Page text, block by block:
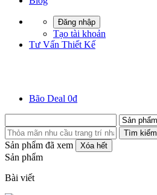
Đăng nhập
Tạo tài khoản
Tư Vấn Thiết Kế
Bão Deal 0đ
Tìm kiếm
Sản phẩm đã xem Xóa hết
Sản phẩm
Bài viết